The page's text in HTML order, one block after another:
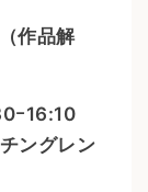
作品解
ｰ16:10
ングレン